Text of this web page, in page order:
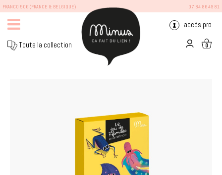
FRANCO 50€ (FRANCE & BELGIQUE) 07 84 86 49 81
Toute la collection
accès pro
0